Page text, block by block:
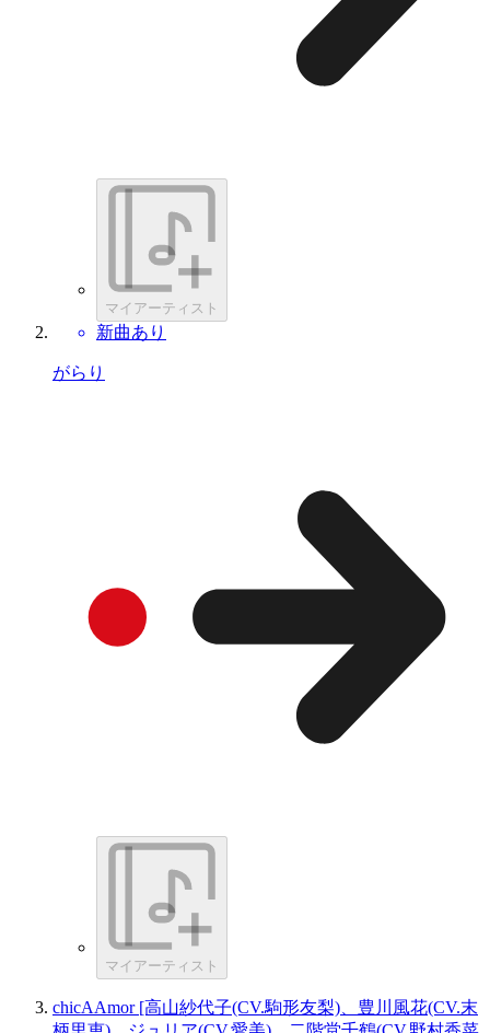
マイアーティスト
新曲あり
がらり
マイアーティスト
chicAAmor [高山紗代子(CV.駒形友梨)、豊川風花(CV.末